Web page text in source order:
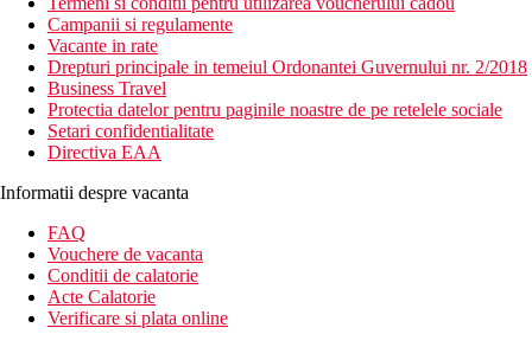
Campanii si regulamente
Vacante in rate
Drepturi principale in temeiul Ordonantei Guvernului nr. 2/2018
Business Travel
Protectia datelor pentru paginile noastre de pe retelele sociale
Setari confidentialitate
Directiva EAA
Informatii despre vacanta
FAQ
Vouchere de vacanta
Conditii de calatorie
Acte Calatorie
Verificare si plata online